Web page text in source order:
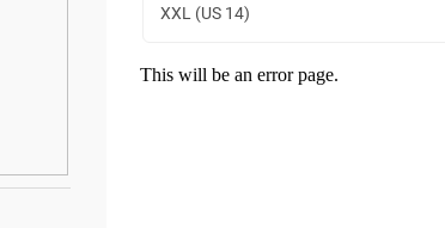
XXL (US 14)